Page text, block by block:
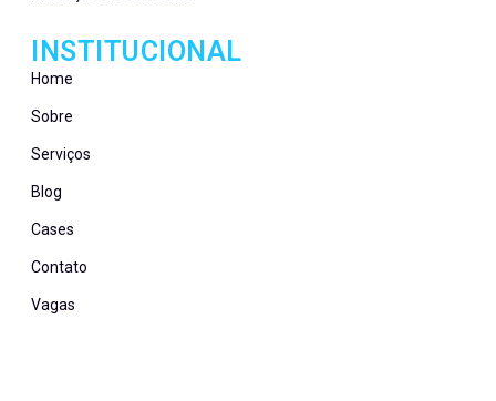
INSTITUCIONAL
Home
Sobre
Serviços
Blog
Cases
Contato
Vagas